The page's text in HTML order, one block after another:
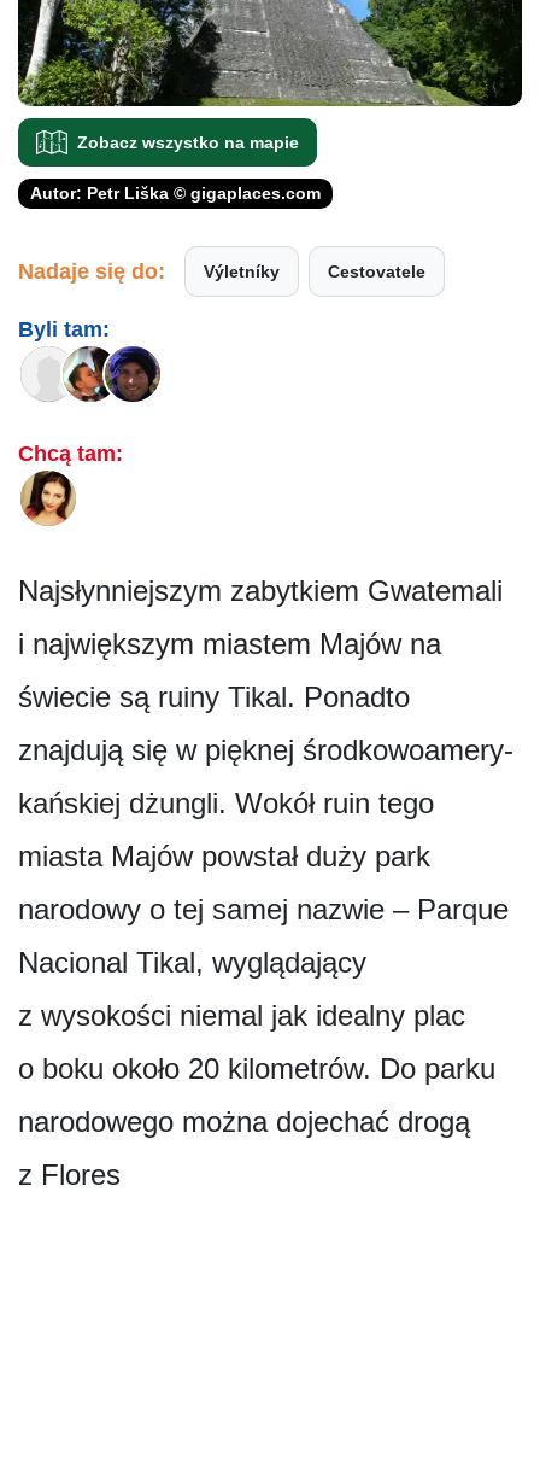
Zobacz wszystko na mapie
Autor: Petr Liška © gigaplaces.com
Nadaje się do: Výletníky Cestovatele
Byli tam:
Chcą tam:
Najsłynniejszym zabytkiem Gwatemali
i największym miastem Majów na
świecie są ruiny Tikal. Ponadto
znajdują się w pięknej środkowoamery­
kańskiej dżungli. Wokół ruin tego
miasta Majów powstał duży park
narodowy o tej samej nazwie – Parque
Nacional Tikal, wyglądający
z wysokości niemal jak idealny plac
o boku około 20 kilometrów. Do parku
narodowego można dojechać drogą
z Flores